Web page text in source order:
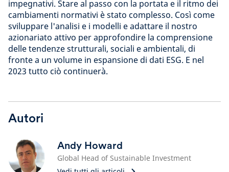
impegnativi. Stare al passo con la portata e il ritmo dei
cambiamenti normativi è stato complesso. Così come
sviluppare l'analisi e i modelli e adattare il nostro
azionariato attivo per approfondire la comprensione
delle tendenze strutturali, sociali e ambientali, di
fronte a un volume in espansione di dati ESG. E nel
2023 tutto ciò continuerà.
Autori
Andy Howard
Global Head of Sustainable Investment